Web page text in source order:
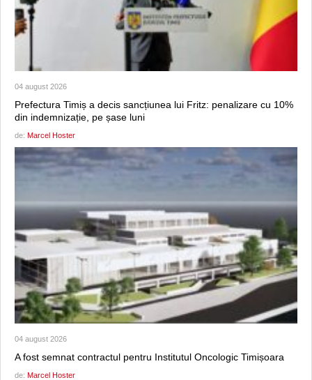
04 august 2026
Prefectura Timiș a decis sancțiunea lui Fritz: penalizare cu 10%
din indemnizație, pe șase luni
de: Marcel Hoster
04 august 2026
A fost semnat contractul pentru Institutul Oncologic Timișoara
de: Marcel Hoster